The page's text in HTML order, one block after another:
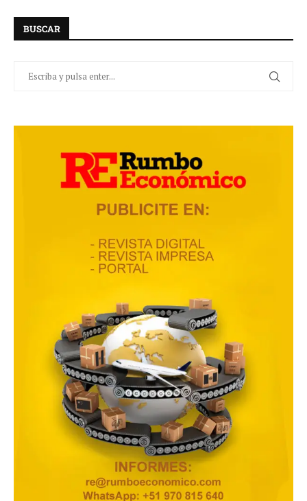
BUSCAR